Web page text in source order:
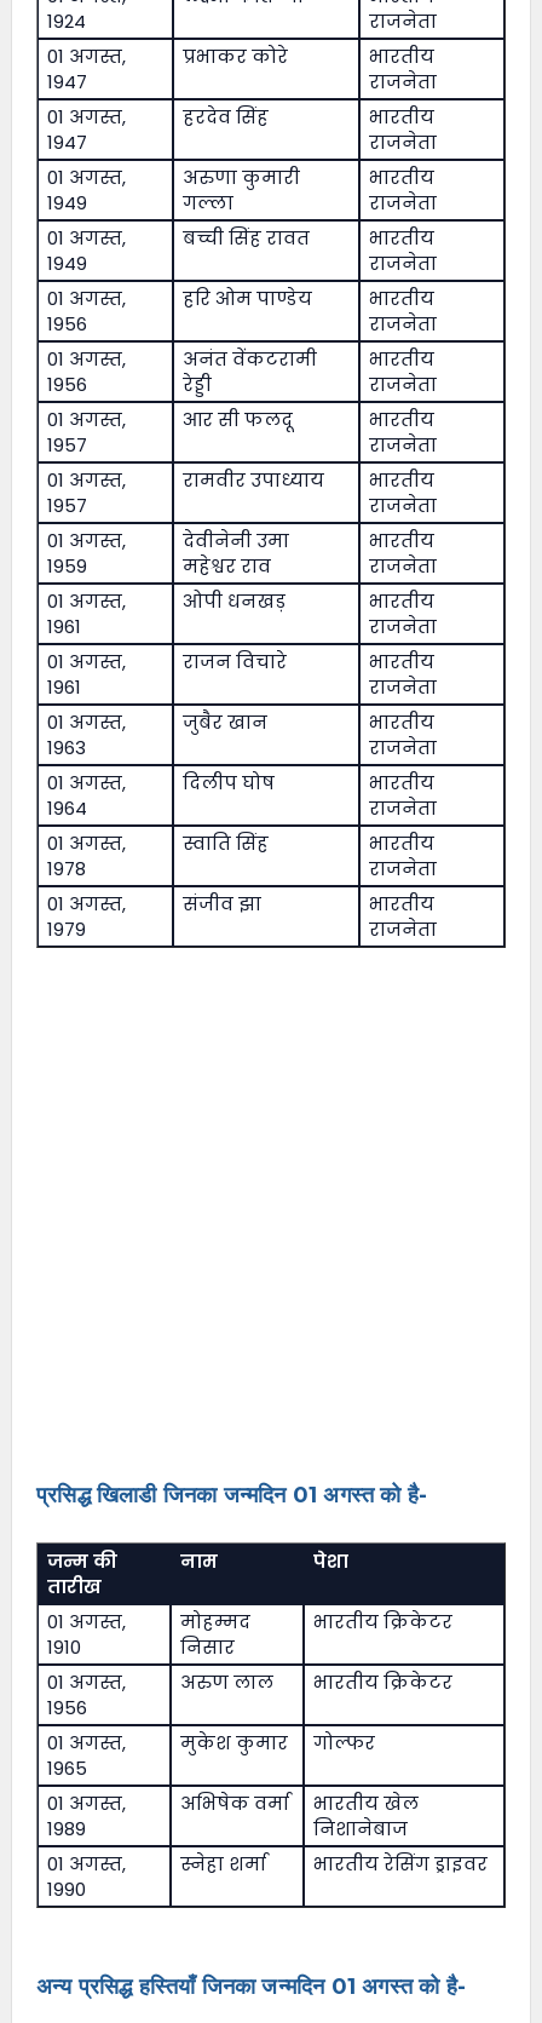
1924
राजनेता
01 अगस्त,
1947
प्रभाकर कोरे
भारतीय
राजनेता
01 अगस्त,
1947
हरदेव सिंह
भारतीय
राजनेता
01 अगस्त,
1949
अरुणा कुमारी
गल्ला
भारतीय
राजनेता
01 अगस्त,
1949
बच्ची सिंह रावत
भारतीय
राजनेता
01 अगस्त,
1956
हरि ओम पाण्डेय
भारतीय
राजनेता
01 अगस्त,
1956
अनंत वेंकटरामी
रेड्डी
भारतीय
राजनेता
01 अगस्त,
1957
आर सी फलदू
भारतीय
राजनेता
01 अगस्त,
1957
रामवीर उपाध्याय
भारतीय
राजनेता
01 अगस्त,
1959
देवीनेनी उमा
महेश्वर राव
भारतीय
राजनेता
01 अगस्त,
1961
ओपी धनखड़
भारतीय
राजनेता
01 अगस्त,
1961
राजन विचारे
भारतीय
राजनेता
01 अगस्त,
1963
जुबैर खान
भारतीय
राजनेता
01 अगस्त,
1964
दिलीप घोष
भारतीय
राजनेता
01 अगस्त,
1978
स्वाति सिंह
भारतीय
राजनेता
01 अगस्त,
1979
संजीव झा
भारतीय
राजनेता
प्रसिद्ध खिलाडी जिनका जन्मदिन 01 अगस्त को है-
जन्म की
तारीख
नाम पेशा
01 अगस्त,
1910
मोहम्मद
निसार
भारतीय क्रिकेटर
01 अगस्त,
1956
अरुण लाल भारतीय क्रिकेटर
01 अगस्त,
1965
मुकेश कुमार गोल्फर
01 अगस्त,
1989
अभिषेक वर्मा
भारतीय खेल
निशानेबाज
01 अगस्त,
1990
स्नेहा शर्मा भारतीय रेसिंग ड्राइवर
अन्य प्रसिद्ध हस्तियाँ जिनका जन्मदिन 01 अगस्त को है-